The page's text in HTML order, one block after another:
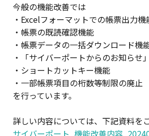
今般の機能改善では
・Excelフォーマットでの帳票出力機
・帳票の既読確認機能
・帳票データの一括ダウンロード機
・「サイバーポートからのお知らせ
・ショートカットキー機能
・一部帳票項目の桁数等制限の廃止
を行っています。
詳しい内容については、下記資料を
サイバーポート_機能改善内容